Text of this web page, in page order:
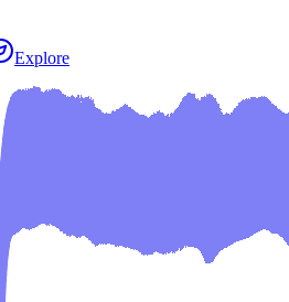
Explore